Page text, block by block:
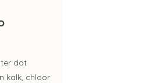
dat
kalk, chloor